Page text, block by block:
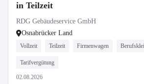
in Teilzeit
RDG Gebäudeservice GmbH
Osnabrücker Land
Vollzeit Teilzeit Firmenwagen
Tarifvergütung
02.08.2026